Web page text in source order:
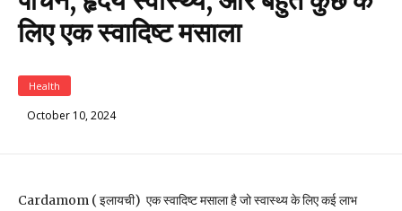
लिए एक स्वादिष्ट मसाला
Health
October 10, 2024
Cardamom ( इलायची) एक स्वादिष्ट मसाला है जो स्वास्थ्य के लिए कई लाभ